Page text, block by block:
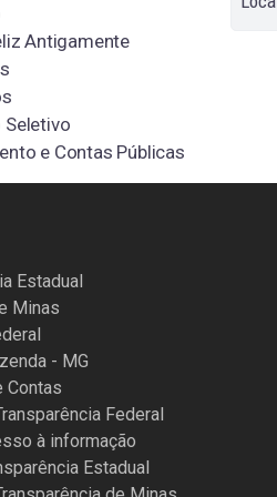
Antigamente
Seletivo
e Contas Públicas
Estadual
Minas
- MG
Contas
Federal
à informação
Estadual